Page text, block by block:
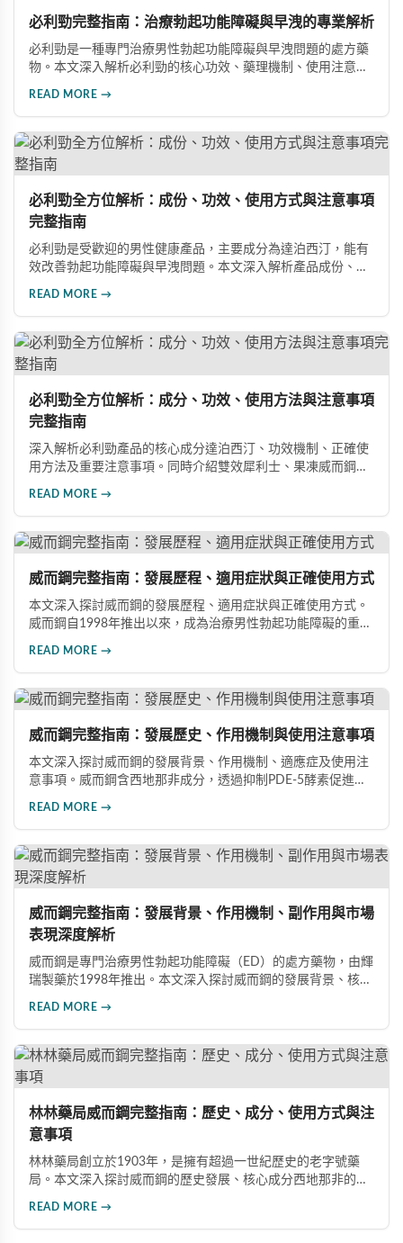
必利勁完整指南：治療勃起功能障礙與早洩的專業解析
必利勁是一種專門治療男性勃起功能障礙與早洩問題的處方藥
物。本文深入解析必利勁的核心功效、藥理機制、使用注意事
READ MORE →
必利勁全方位解析：成份、功效、使用方式與注意事項
完整指南
必利勁是受歡迎的男性健康產品，主要成分為達泊西汀，能有
效改善勃起功能障礙與早洩問題。本文深入解析產品成份、功
READ MORE →
必利勁全方位解析：成分、功效、使用方法與注意事項
完整指南
深入解析必利勁產品的核心成分達泊西汀、功效機制、正確使
用方法及重要注意事項。同時介紹雙效犀利士、果凍威而鋼雙
READ MORE →
威而鋼完整指南：發展歷程、適用症狀與正確使用方式
本文深入探討威而鋼的發展歷程、適用症狀與正確使用方式。
威而鋼自1998年推出以來，成為治療男性勃起功能障礙的重要
READ MORE →
威而鋼完整指南：發展歷史、作用機制與使用注意事項
本文深入探討威而鋼的發展背景、作用機制、適應症及使用注
意事項。威而鋼含西地那非成分，透過抑制PDE-5酵素促進血
READ MORE →
威而鋼完整指南：發展背景、作用機制、副作用與市場
表現深度解析
威而鋼是專門治療男性勃起功能障礙（ED）的處方藥物，由輝
瑞製藥於1998年推出。本文深入探討威而鋼的發展背景、核心
READ MORE →
林林藥局威而鋼完整指南：歷史、成分、使用方式與注
意事項
林林藥局創立於1903年，是擁有超過一世紀歷史的老字號藥
局。本文深入探討威而鋼的歷史發展、核心成分西地那非的作
READ MORE →